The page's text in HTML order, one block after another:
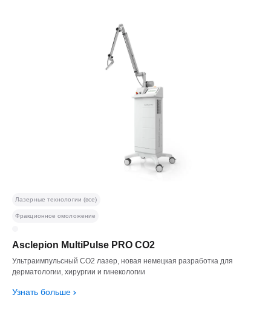
Asclepion MultiPulse PRO CO2
Ультраимпульсный СО2 лазер, новая немецкая разработка для
дерматологии, хирургии и гинекологии
Узнать больше
Лазерные технологии (все)
Фракционное омоложение